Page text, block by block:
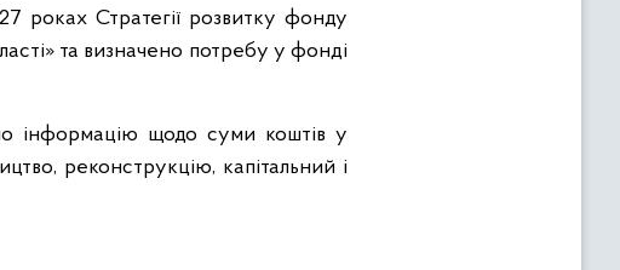
роках Стратегії розвитку фонду
та визначено потребу у фонді
інформацію щодо суми коштів у
реконструкцію, капітальний і